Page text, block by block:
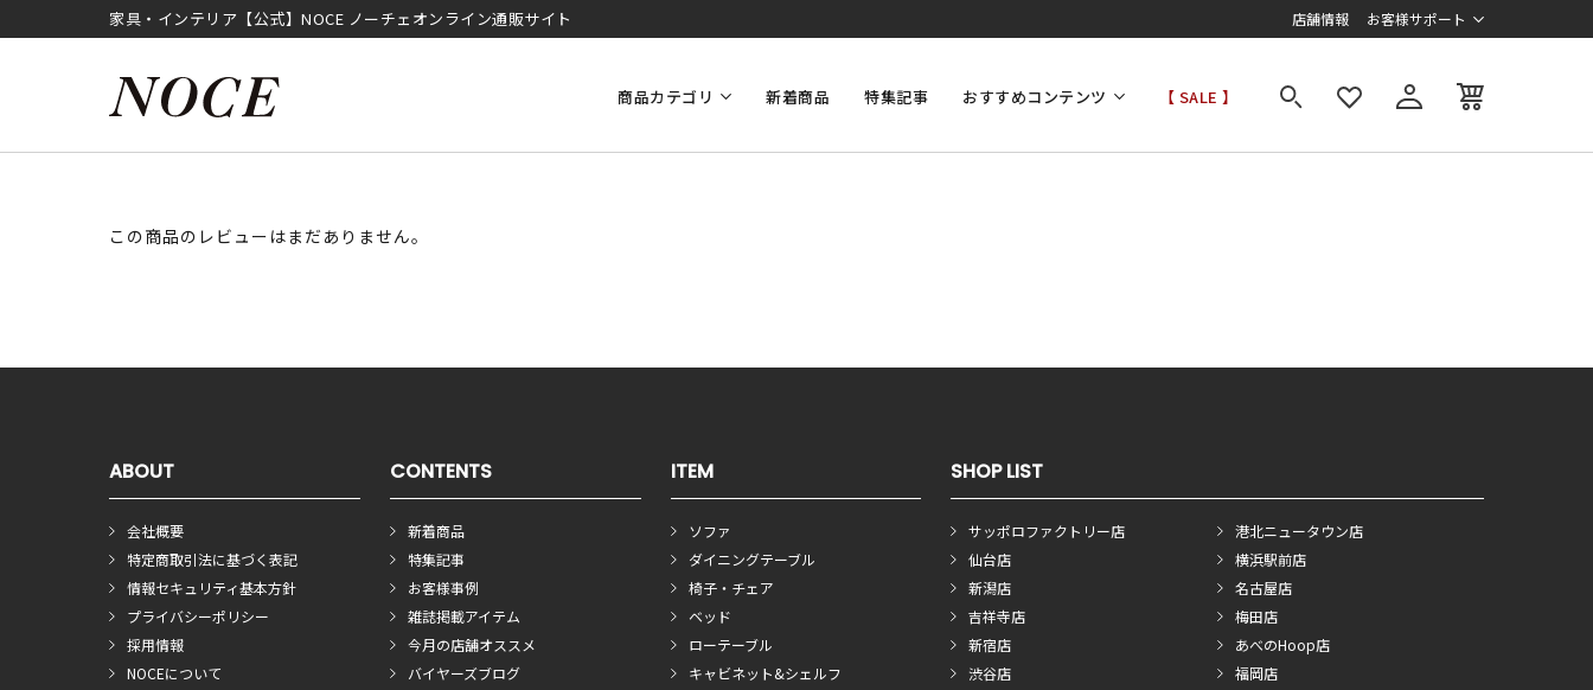
家具・インテリア【公式】NOCE ノーチェオンライン通販サイト 店舗情報 お客様サポート
商品カテゴリ 新着商品 特集記事 おすすめコンテンツ 【 SALE 】
この商品のレビューはまだありません。
ABOUT
会社概要
特定商取引法に基づく表記
情報セキュリティ基本方針
プライバシーポリシー
採用情報
NOCEについて
CONTENTS
新着商品
特集記事
お客様事例
雑誌掲載アイテム
今月の店舗オススメ
バイヤーズブログ
ITEM
ソファ
ダイニングテーブル
椅子・チェア
ベッド
ローテーブル
キャビネット&シェルフ
SHOP LIST
サッポロファクトリー店
仙台店
新潟店
吉祥寺店
新宿店
渋谷店
港北ニュータウン店
横浜駅前店
名古屋店
梅田店
あべのHoop店
福岡店